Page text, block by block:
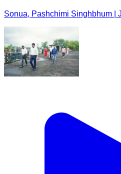
Sonua, Pashchimi Singhbhum |